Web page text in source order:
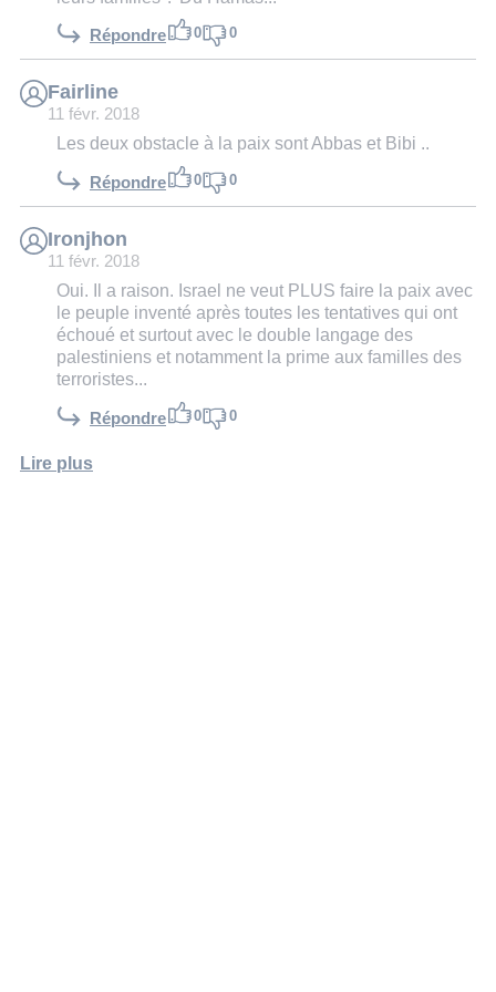
Répondre 0 0
Fairline
11 févr. 2018
Les deux obstacle à la paix sont Abbas et Bibi ..
Répondre 0 0
Ironjhon
11 févr. 2018
Oui. Il a raison. Israel ne veut PLUS faire la paix avec
le peuple inventé après toutes les tentatives qui ont
échoué et surtout avec le double langage des
palestiniens et notamment la prime aux familles des
terroristes...
Répondre 0 0
Lire plus